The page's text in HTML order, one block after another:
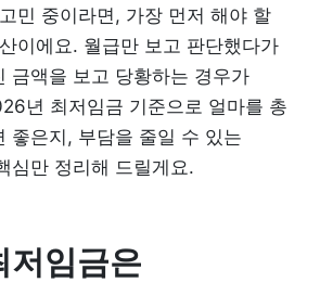
키오스크
픽업주문
테이블주문
민 중이라면, 가장 먼저 해야 할
이에요. 월급만 보고 판단했다가
금액을 보고 당황하는 경우가
년 최저임금 기준으로 얼마를 총
좋은지, 부담을 줄일 수 있는
심만 정리해 드릴게요.
임금은